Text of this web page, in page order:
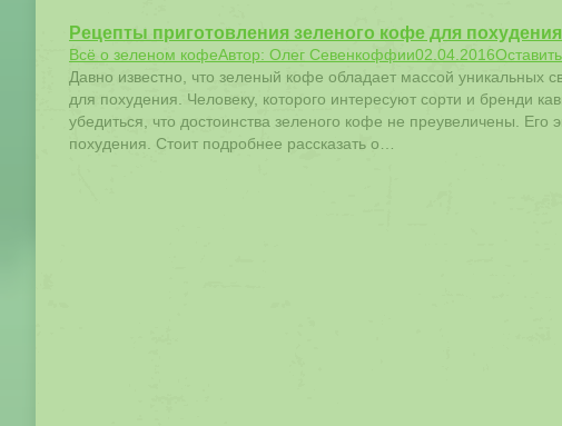
Рецепты приготовления зеленого кофе для похудения
Всё о зеленом кофеАвтор: Олег Севенкоффии02.04.2016
Давно известно, что зеленый кофе обладает массой уникальных
для похудения. Человеку, которого интересуют сорти и бренди
убедиться, что достоинства зеленого кофе не преувеличены. Его
похудения. Стоит подробнее рассказать о…